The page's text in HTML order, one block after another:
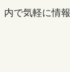
内で気軽に情